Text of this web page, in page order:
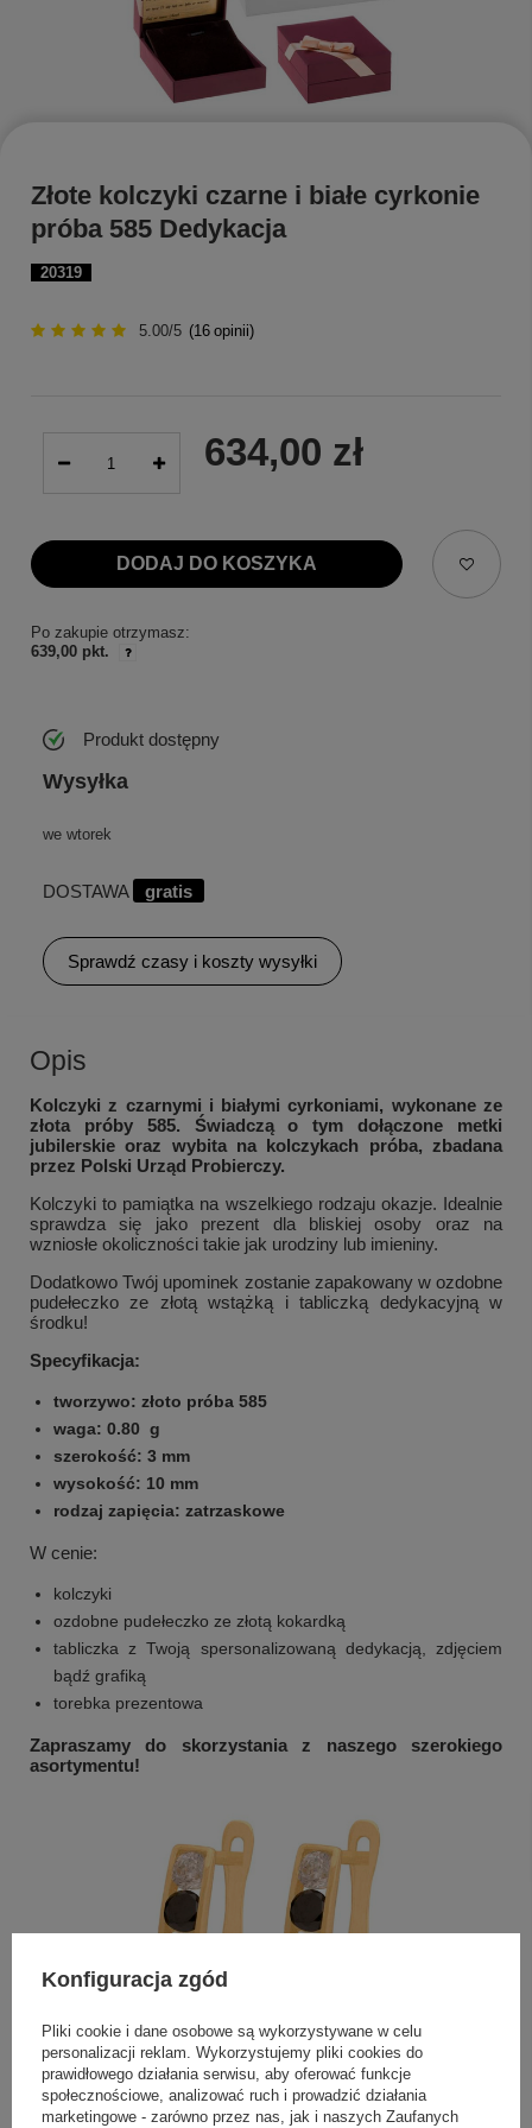
20319
Złote kolczyki czarne i białe cyrkonie
próba 585 Dedykacja
5.00/5 (16 opinii)
634,00 zł
DODAJ DO KOSZYKA
Po zakupie otrzymasz:
639,00 pkt.
Produkt dostępny
Wysyłka
we wtorek
DOSTAWA gratis
Sprawdź czasy i koszty wysyłki
Opis
Kolczyki z czarnymi i białymi cyrkoniami, wykonane ze
złota próby 585. Świadczą o tym dołączone metki
jubilerskie oraz wybita na kolczykach próba, zbadana
przez Polski Urząd Probierczy.
Kolczyki to pamiątka na wszelkiego rodzaju okazje. Idealnie
sprawdza się jako prezent dla bliskiej osoby oraz na
wzniosłe okoliczności takie jak urodziny lub imieniny.
Dodatkowo Twój upominek zostanie zapakowany w ozdobne
pudełeczko ze złotą wstążką i tabliczką dedykacyjną w
środku!
Specyfikacja:
tworzywo: złoto próba 585
waga: 0.80 g
szerokość: 3 mm
wysokość: 10 mm
rodzaj zapięcia: zatrzaskowe
W cenie:
kolczyki
ozdobne pudełeczko ze złotą kokardką
tabliczka z Twoją spersonalizowaną dedykacją, zdjęciem
bądź grafiką
torebka prezentowa
Zapraszamy do skorzystania z naszego szerokiego
asortymentu!
Konfiguracja zgód
Pliki cookie i dane osobowe są wykorzystywane w celu
personalizacji reklam. Wykorzystujemy pliki cookies do
prawidłowego działania serwisu, aby oferować funkcje
społecznościowe, analizować ruch i prowadzić działania
marketingowe - zarówno przez nas, jak i naszych Zaufanych